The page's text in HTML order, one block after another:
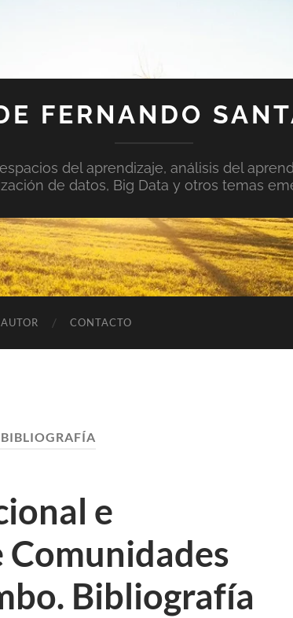
FERNANDO
del aprendizaje, análisis del
de datos, Big Data y otros temas
CONTACTO
BIBLIOGRAFÍA
e
Bibliografía